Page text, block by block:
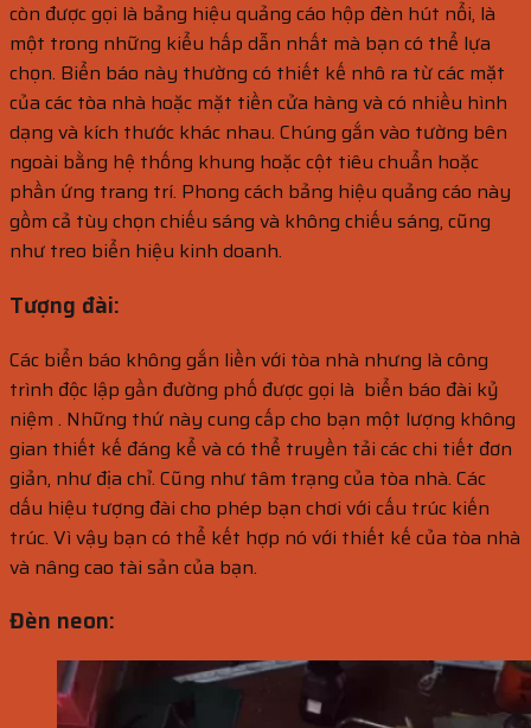
còn được gọi là bảng hiệu quảng cáo hộp đèn hút nổi, là
một trong những kiểu hấp dẫn nhất mà bạn có thể lựa
chọn. Biển báo này thường có thiết kế nhô ra từ các mặt
của các tòa nhà hoặc mặt tiền cửa hàng và có nhiều hình
dạng và kích thước khác nhau. Chúng gắn vào tường bên
ngoài bằng hệ thống khung hoặc cột tiêu chuẩn hoặc
phần ứng trang trí. Phong cách bảng hiệu quảng cáo này
gồm cả tùy chọn chiếu sáng và không chiếu sáng, cũng
như treo biển hiệu kinh doanh.
Tượng đài:
Các biển báo không gắn liền với tòa nhà nhưng là công
trình độc lập gần đường phố được gọi là biển báo đài kỷ
niệm . Những thứ này cung cấp cho bạn một lượng không
gian thiết kế đáng kể và có thể truyền tải các chi tiết đơn
giản, như địa chỉ. Cũng như tâm trạng của tòa nhà. Các
dấu hiệu tượng đài cho phép bạn chơi với cấu trúc kiến ​​
trúc. Vì vậy bạn có thể kết hợp nó với thiết kế của tòa nhà
và nâng cao tài sản của bạn.
Đèn neon: